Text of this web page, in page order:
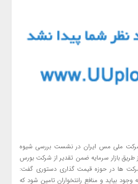
ملی مس ایران در نشست بررسی شیوه
طریق بازار سرمایه ضمن تقدیر از شرکت بورس
ها در حوزه قیمت گذاری دستوری گفت:
وجود بیاید و منافع رانتخواران تامین شود که